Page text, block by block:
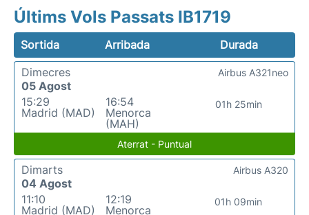
Últims Vols Passats IB1719
Sortida Arribada
Durada
Dimecres
05 Agost
15:29
Madrid (MAD)
16:54
Menorca
(MAH)
01h 25min
Airbus A321neo
Aterrat - Puntual
Dimarts
04 Agost
11:10
Madrid (MAD)
12:19
Menorca
01h 09min
Airbus A320